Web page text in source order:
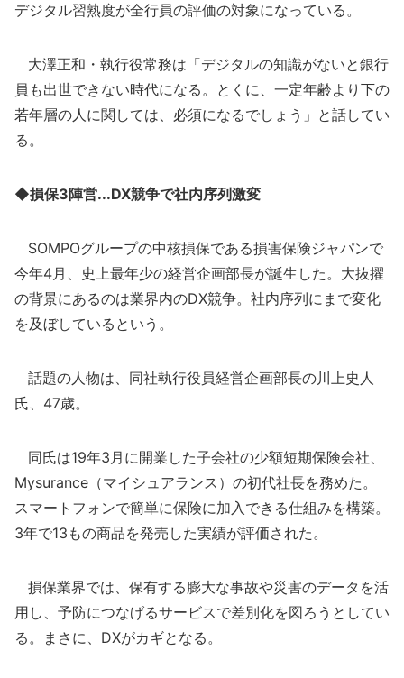
デジタル習熟度が全行員の評価の対象になっている。
大澤正和・執行役常務は「デジタルの知識がないと銀行
員も出世できない時代になる。とくに、一定年齢より下の
若年層の人に関しては、必須になるでしょう」と話してい
る。
◆損保3陣営...DX競争で社内序列激変
SOMPOグループの中核損保である損害保険ジャパンで
今年4月、史上最年少の経営企画部長が誕生した。大抜擢
の背景にあるのは業界内のDX競争。社内序列にまで変化
を及ぼしているという。
話題の人物は、同社執行役員経営企画部長の川上史人
氏、47歳。
同氏は19年3月に開業した子会社の少額短期保険会社、
Mysurance（マイシュアランス）の初代社長を務めた。
スマートフォンで簡単に保険に加入できる仕組みを構築。
3年で13もの商品を発売した実績が評価された。
損保業界では、保有する膨大な事故や災害のデータを活
用し、予防につなげるサービスで差別化を図ろうとしてい
る。まさに、DXがカギとなる。